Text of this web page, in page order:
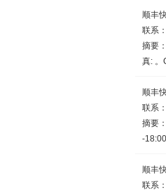
顺丰
联系
摘要
真: 。
顺丰
联系
摘要
-
顺丰
联系